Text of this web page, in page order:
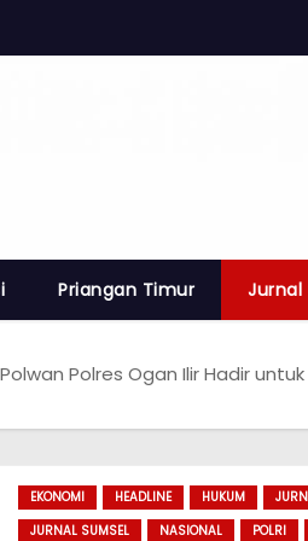
Priangan Timur Jurnal
Polwan Polres Ogan Ilir Hadir
EKONOMI HEADLINE HUKUM
JURNAL SUMSEL
NASIONAL POLRI